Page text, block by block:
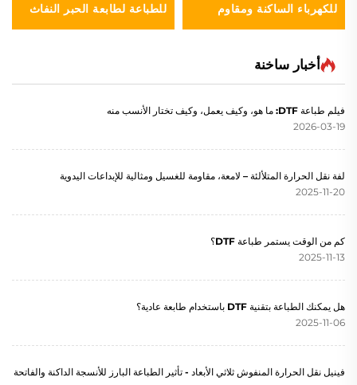
للكهرباء الساكنة ومقاوم
للرطوبة
للطباعة لطابعة الحبر النفاث
أخبار ساخنة
فيلم طباعة DTF: ما هو، وكيف يعمل، وكيف تختار الأنسب منه
2026-03-19
لفة نقل الحرارة المتلألئة – لامعة، مقاومة للغسيل ومثالية للإبداعات اليدوية
2025-11-20
كم من الوقت يستمر طباعة DTF؟
2025-11-13
هل يمكنك الطباعة بتقنية DTF باستخدام طابعة عادية؟
2025-11-06
فينيل نقل الحرارة المنفوش ثلاثي الأبعاد - تأثير الطباعة البارز للأنسجة الداكنة والفاتحة